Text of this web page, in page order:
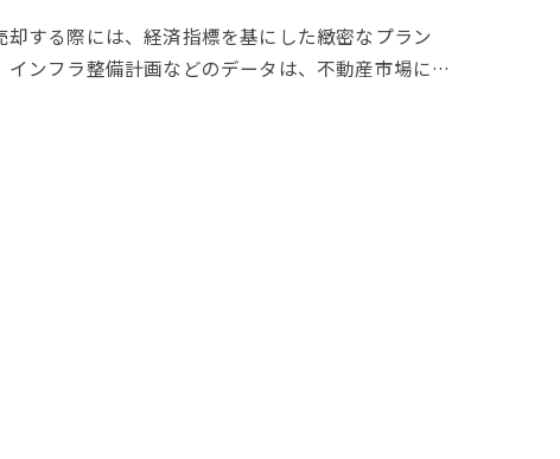
する際には、経済指標を基にした緻密なプラン
ンフラ整備計画などのデータは、不動産市場に…